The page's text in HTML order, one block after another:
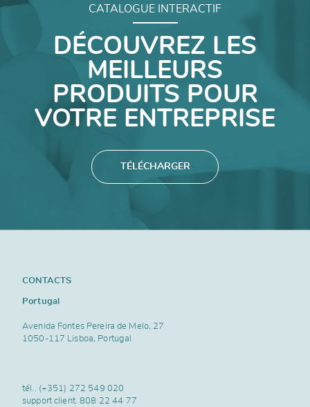
CATALOGUE INTERACTIF
DÉCOUVREZ LES
MEILLEURS
PRODUITS POUR
VOTRE ENTREPRISE
TÉLÉCHARGER
CONTACTS
Portugal
Avenida Fontes Pereira de Melo, 27
1050-117 Lisboa, Portugal
tél.. (+351) 272 549 020
support client.808 22 44 77